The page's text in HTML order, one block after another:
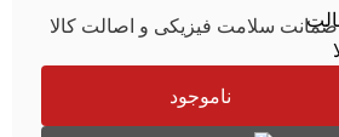
ضمانت سلامت فیزیکی و اصالت کالا
ناموجود